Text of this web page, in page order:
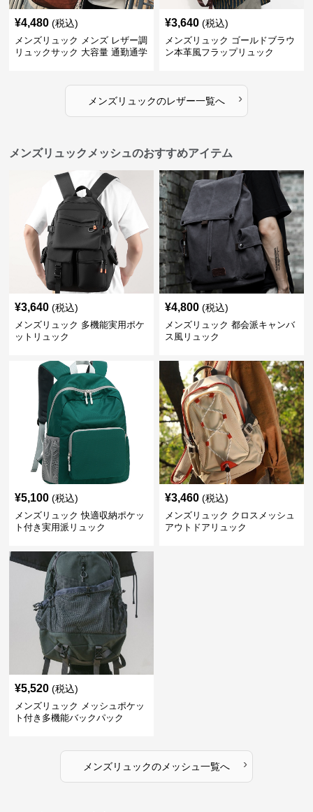
¥4,480 (税込)
メンズリュック メンズ レザー調
リュックサック 大容量 通勤通学
¥3,640 (税込)
メンズリュック ゴールドブラウ
ン本革風フラップリュック
メンズリュックのレザー一覧へ ›
メンズリュックメッシュのおすすめアイテム
¥3,640 (税込)
メンズリュック 多機能実用ポケ
ットリュック
¥4,800 (税込)
メンズリュック 都会派キャンバ
ス風リュック
¥5,100 (税込)
メンズリュック 快適収納ポケッ
ト付き実用派リュック
¥3,460 (税込)
メンズリュック クロスメッシュ
アウトドアリュック
¥5,520 (税込)
メンズリュック メッシュポケッ
ト付き多機能バックパック
メンズリュックのメッシュ 一覧へ ›